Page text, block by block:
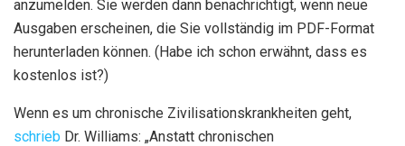
anzumelden. Sie werden dann benachrichtigt, wenn neue
Ausgaben erscheinen, die Sie vollständig im PDF-Format
herunterladen können. (Habe ich schon erwähnt, dass es
kostenlos ist?)
Wenn es um chronische Zivilisationskrankheiten geht,
schrieb Dr. Williams: „Anstatt chronischen